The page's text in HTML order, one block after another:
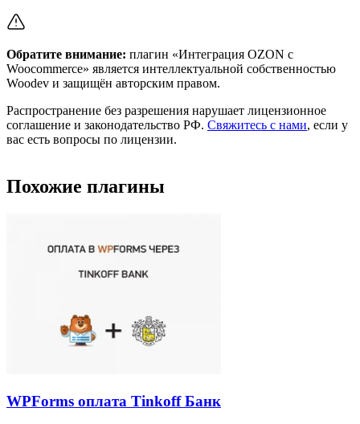
Обратите внимание: плагин «Интеграция OZON с
Woocommerce» является интеллектуальной собственностью
Woodev и защищён авторским правом.
Распространение без разрешения нарушает лицензионное
соглашение и законодательство РФ. Свяжитесь с нами, если у
вас есть вопросы по лицензии.
Похожие плагины
WPForms оплата Tinkoff Банк